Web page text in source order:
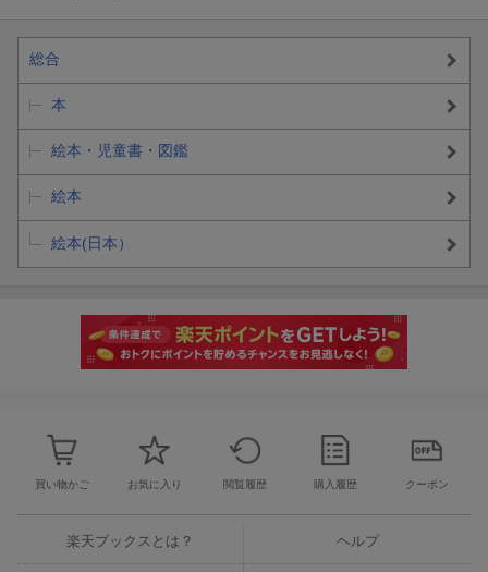
総合
本
絵本・児童書・図鑑
絵本
絵本(日本）
買い物かご お気に入り 閲覧履歴 購入履歴 クーポン
楽天ブックスとは？ ヘルプ